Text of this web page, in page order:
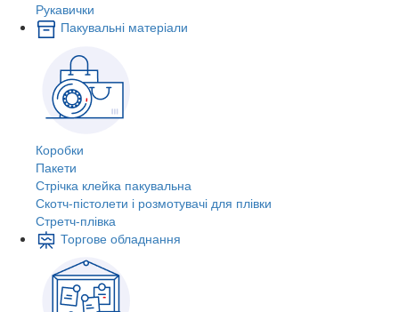
Рукавички
Пакувальні матеріали
Коробки
Пакети
Стрічка клейка пакувальна
Скотч-пістолети і розмотувачі для плівки
Стретч-плівка
Торгове обладнання